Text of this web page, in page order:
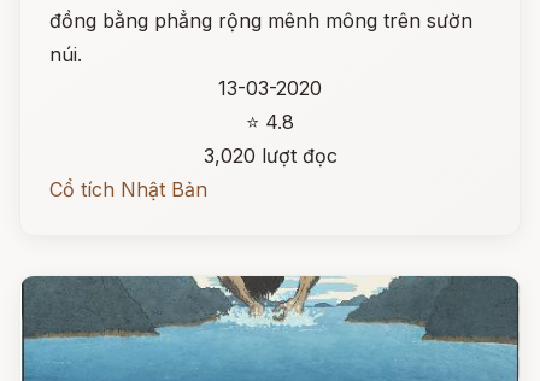
đồng bằng phẳng rộng mênh mông trên sườn
núi.
13-03-2020
⭐ 4.8
3,020 lượt đọc
Cổ tích Nhật Bản